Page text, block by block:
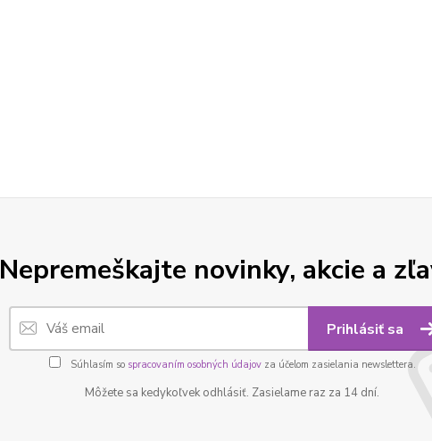
Nepremeškajte novinky, akcie a
Prihlásiť sa
Súhlasím so spracovaním osobných údajovza účelom zasielania newslettera.
Môžete sa kedykoľvek odhlásiť. Zasielame raz za 14 dní.